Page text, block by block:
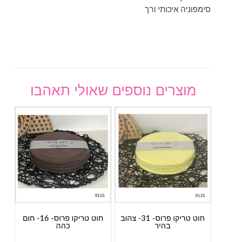
סימפוניה איכותי ורך
מוצרים נוספים שאולי תאהבו
חוט טריקו פרוס- 31- צהוב
בהיר
חוט טריקו פרוס- 16- חום
כהה